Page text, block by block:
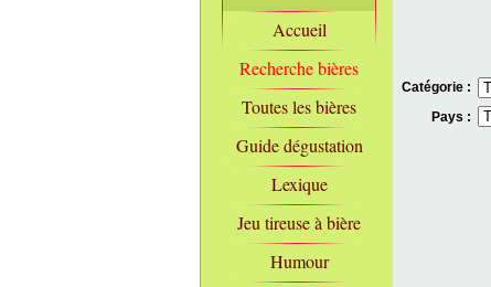
Accueil
Recherche bières
Toutes les bières
Guide dégustation
Lexique
Jeu tireuse à bière
Humour
Catégorie :
Pays :